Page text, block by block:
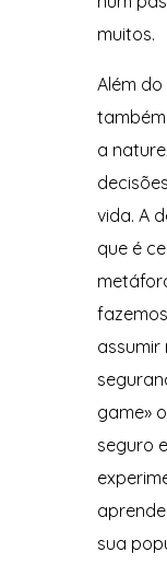
muitos.
Além
a
vida. A
que é
assumir
game»
seguro
sua